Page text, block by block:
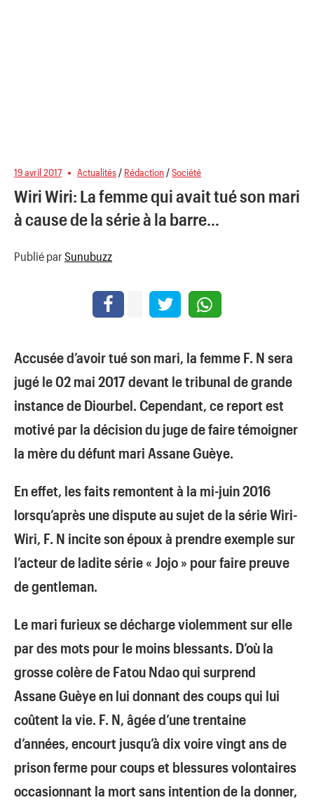
19 avril 2017 Actualités / Rédaction /Société
Wiri Wiri: La femme qui avait tué son mari
à cause de la série à la barre…
Publié par Sunubuzz
Accusée d’avoir tué son mari, la femme F. N sera
jugé le 02 mai 2017 devant le tribunal de grande
instance de Diourbel. Cependant, ce report est
motivé par la décision du juge de faire témoigner
la mère du défunt mari Assane Guèye.
En effet, les faits remontent à la mi-juin 2016
lorsqu’après une dispute au sujet de la série Wiri-
Wiri, F. N incite son époux à prendre exemple sur
l’acteur de ladite série « Jojo » pour faire preuve
de gentleman.
Le mari furieux se décharge violemment sur elle
par des mots pour le moins blessants. D’où la
grosse colère de Fatou Ndao qui surprend
Assane Guèye en lui donnant des coups qui lui
coûtent la vie. F. N, âgée d’une trentaine
d’années, encourt jusqu’à dix voire vingt ans de
prison ferme pour coups et blessures volontaires
occasionnant la mort sans intention de la donner,